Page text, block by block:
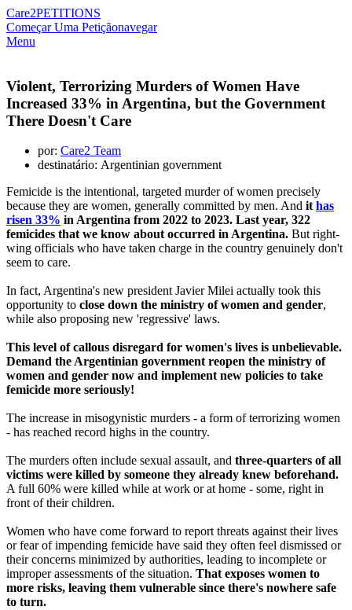
Care2PETITIONS
Começar Uma Petiçãonavegar
Menu
Violent, Terrorizing Murders of Women Have
Increased 33% in Argentina, but the Government
There Doesn't Care
por: Care2 Team
destinatário: Argentinian government
Femicide is the intentional, targeted murder of women precisely
because they are women, generally committed by men. And ithas
risen 33% in Argentina from 2022 to 2023. Last year, 322
femicides that we know about occurred in Argentina. But right-
wing officials who have taken charge in the country genuinely don't
seem to care.
In fact, Argentina's new president Javier Milei actually took this
opportunity to close down the ministry of women and gender,
while also proposing new 'regressive' laws.
This level of callous disregard for women's lives is unbelievable.
Demand the Argentinian government reopen the ministry of
women and gender now and implement new policies to take
femicide more seriously!
The increase in misogynistic murders - a form of terrorizing women
- has reached record highs in the country.
The murders often include sexual assault, and three-quarters of all
victims were killed by someone they already knew beforehand.
A full 60% were killed while at work or at home - some, right in
front of their children.
Women who have come forward to report threats against their lives
or fear of impending femicide have said they often feel dismissed or
their concerns minimized by authorities, leading to incomplete or
improper assessments of the situation. That exposes women to
more risks, leaving them vulnerable since there's nowhere safe
to turn.